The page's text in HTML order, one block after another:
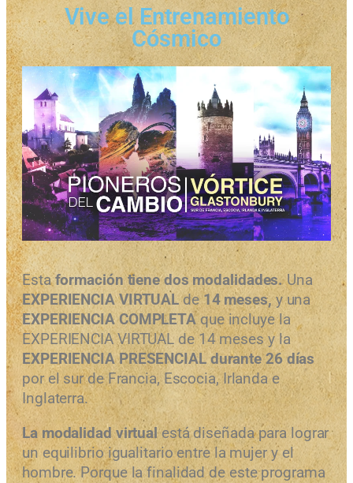
Vive el Entrenamiento
Cósmico
Estaformación tiene dos modalidades.Una
EXPERIENCIA VIRTUALde14 meses,y una
EXPERIENCIA COMPLETAque incluye la
EXPERIENCIA VIRTUAL de 14 meses y la
EXPERIENCIA PRESENCIAL durante 26 días
por el sur de Francia, Escocia, Irlanda e
Inglaterra.
La modalidad virtualestá diseñada para lograr
un equilibrio igualitario entre la mujer y el
hombre. Porque la finalidad de este programa